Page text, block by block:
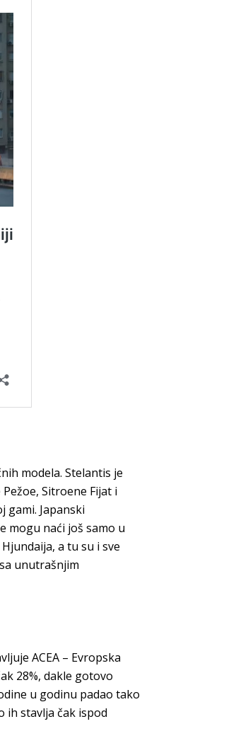
modela. Stelantis je
Sitroene Fijat i
gami. Japanski
mogu naći još samo u
a tu su i sve
unutrašnjim
ACEA – Evropska
28%, dakle gotovo
u godinu padao tako
ih stavlja čak ispod